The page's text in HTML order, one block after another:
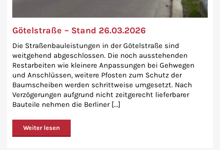
Götelstraße – Stand 26.03.2026
Die Straßenbauleistungen in der Götelstraße sind
weitgehend abgeschlossen. Die noch ausstehenden
Restarbeiten wie kleinere Anpassungen bei Gehwegen
und Anschlüssen, weitere Pfosten zum Schutz der
Baumscheiben werden schrittweise umgesetzt. Nach
Verzögerungen aufgrund nicht zeitgerecht lieferbarer
Bauteile nehmen die Berliner [...]
Weiter lesen